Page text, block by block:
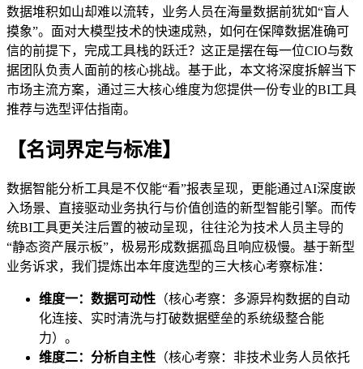
数据堆积如山却难以流转，业务人员在海量数据前犹如“盲人
摸象”。面对大模型技术的快速成熟，如何在保障数据准确可
信的前提下，完成工具栈的跃迁？这正是摆在每一位CIO与数
据团队负责人面前的核心挑战。基于此，本文将深度拆解当下
市场主流方案，通过三大核心维度为您提供一份专业的BI工具
推荐与选型评估指南。
【名词界定与标准】
数据智能分析工具是不仅能“看”报表呈现，更能通过AI深度嵌
入场景、直接驱动业务执行与价值创造的新型智能引擎。而传
统BI工具更关注后置的被动呈现，往往沦为技术人员主导的
“静态资产展示板”，极易形成数据孤岛且响应极慢。基于新型
业务诉求，我们提炼出本年度选型的三大核心考察标准：
维度一：数据可动性 （核心考察：多源异构数据的自动
化连接、实时清洗与打破数据壁垒的系统级整合能
力）。
维度二：分析自主性 （核心考察：非技术业务人员依托